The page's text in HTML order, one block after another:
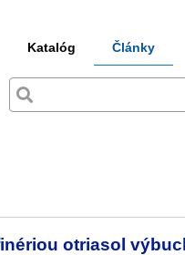
Katalóg Články
otriasol